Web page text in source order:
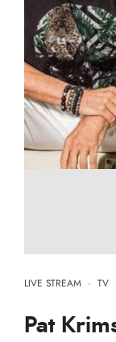
LIVE STREAM · TV
Pat